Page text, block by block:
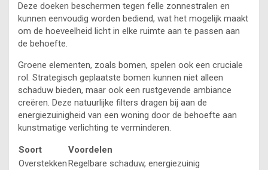
Deze doeken beschermen tegen felle zonnestralen en
kunnen eenvoudig worden bediend, wat het mogelijk maakt
om de hoeveelheid licht in elke ruimte aan te passen aan
de behoefte.
Groene elementen, zoals bomen, spelen ook een cruciale
rol. Strategisch geplaatste bomen kunnen niet alleen
schaduw bieden, maar ook een rustgevende ambiance
creëren. Deze natuurlijke filters dragen bij aan de
energiezuinigheid van een woning door de behoefte aan
kunstmatige verlichting te verminderen.
Soort
Voordelen
OverstekkenRegelbare schaduw, energiezuinig